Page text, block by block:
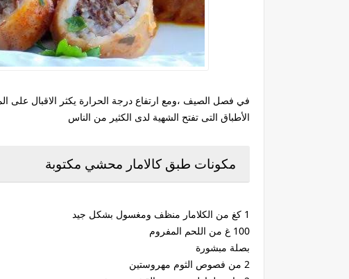
في فصل الصيف ،ومع ارتفاع درجة الحرارة يكثر الاقبال على
الأطباق التى تفتح الشهية لدى الكثير من الناس
مكونات طبق كالامار محشي مكتوبة
1 كغ من الكلامار منظف ومغسول بشكل جيد
100 غ من اللحم المفروم
بصلة مبشورة
2 من فصوص الثوم مهروستين